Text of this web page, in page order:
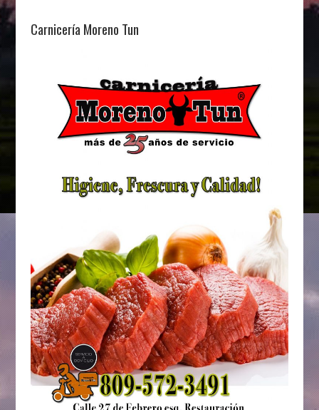
Carnicería Moreno Tun